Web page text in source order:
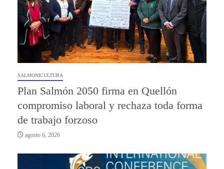
SALMONICULTURA
Plan Salmón 2050 firma en Quellón
compromiso laboral y rechaza toda forma
de trabajo forzoso
agosto 6, 2026